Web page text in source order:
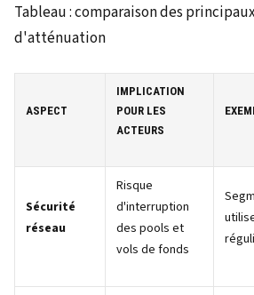
Tableau : comparaison des
d'atténuation
ASPECT
IMPLICATION
POUR LES
ACTEURS
Sécurité
réseau
Risque
d'interruption
des pools et
vols de fonds